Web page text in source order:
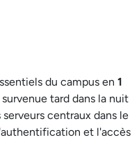
du campus en 1
tard dans la nuit
centraux dans le
et l'accès